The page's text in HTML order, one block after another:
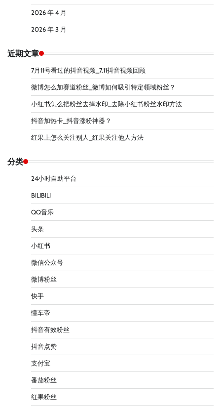
2026 年 4 月
2026 年 3 月
近期文章
7月11号看过的抖音视频_7.11抖音视频回顾
微博怎么加赛道粉丝_微博如何吸引特定领域粉丝？
小红书怎么把粉丝去掉水印_去除小红书粉丝水印方法
抖音加热卡_抖音涨粉神器？
红果上怎么关注别人_红果关注他人方法
分类
24小时自助平台
BILIBILI
QQ音乐
头条
小红书
微信公众号
微博粉丝
快手
懂车帝
抖音有效粉丝
抖音点赞
支付宝
番茄粉丝
红果粉丝